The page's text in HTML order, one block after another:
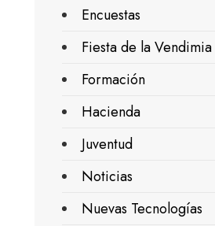
Encuestas
Fiesta de la Vendimia
Formación
Hacienda
Juventud
Noticias
Nuevas Tecnologías